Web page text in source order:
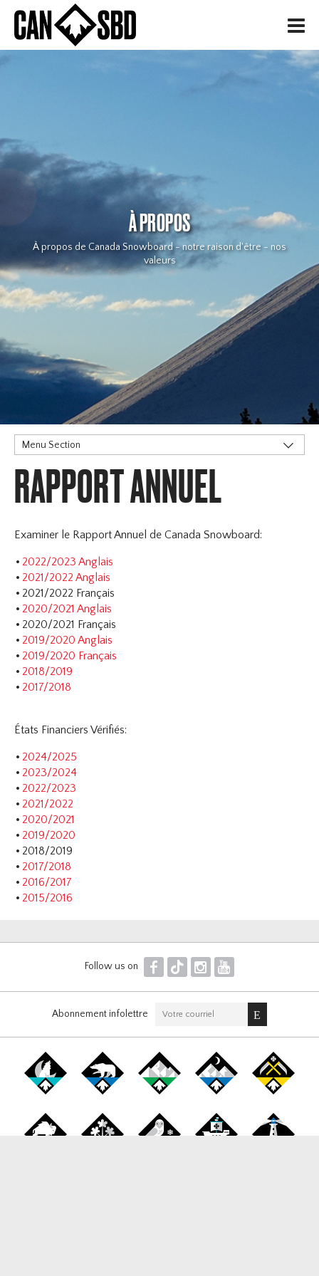
H
À PROPOS
À propos de Canada Snowboard - notre raison d'être - nos
valeurs
Menu Section
Brand Statement & Values
Rapport Annuel
Plan Strategic
La politique
Sports de Neige Canada
Terminologie du sport
Informations de contact
Assemblée Générale
LA SÉCURITÉ DANS LE SPORT
RAPPORT ANNUEL
Examiner le Rapport Annuel de Canada Snowboard:
2022/2023 Anglais
2021/2022 Anglais
2021/2022 Français
2020/2021 Anglais
2020/2021 Français
2019/2020 Anglais
2019/2020 Français
2018/2019
2017/2018
États Financiers Vérifiés:
2024/2025
2023/2024
2022/2023
2021/2022
2020/2021
2019/2020
2018/2019
2017/2018
2016/2017
2015/2016
Follow us on F T I Y
Abonnement infolettre